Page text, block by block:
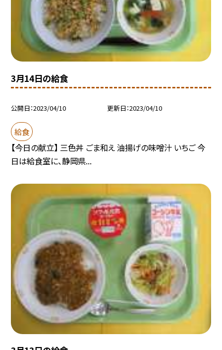
3月14日の給食
公開日 2023/04/10 更新日 2023/04/10
給食
【今日の献立】 三色丼 ごま和え 油揚げの味噌汁 いちご 今
日は給食室に、静岡県...